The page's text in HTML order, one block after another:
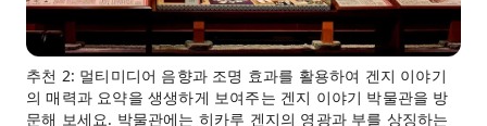
추천 2: 멀티미디어 음향과 조명 효과를 활용하여 겐지 이야기
의 매력과 요약을 생생하게 보여주는 겐지 이야기 박물관을 방
문해 보세요. 박물관에는 히카루 겐지의 영광과 부를 상징하는